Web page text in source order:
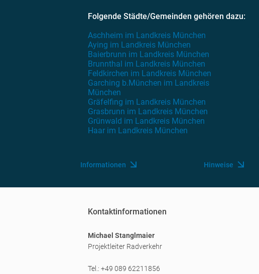
Folgende Städte/Gemeinden gehören dazu:
Aschheim im Landkreis München
Aying im Landkreis München
Baierbrunn im Landkreis München
Brunnthal im Landkreis München
Feldkirchen im Landkreis München
Garching b.München im Landkreis
München
Gräfelfing im Landkreis München
Grasbrunn im Landkreis München
Grünwald im Landkreis München
Haar im Landkreis München
Informationen Hinweise
Kontaktinformationen
Michael Stanglmaier
Projektleiter Radverkehr
Tel.: +49 089 62211856